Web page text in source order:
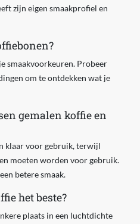
zijn eigen smaakprofiel en
smaakvoorkeuren. Probeer
om te ontdekken wat je
gemalen koffie en
klaar voor gebruik, terwijl
moeten worden voor gebruik.
betere smaak.
het beste?
plaats in een luchtdichte